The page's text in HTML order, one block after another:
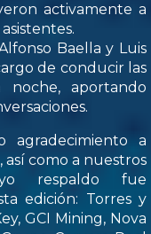
activamente a
Baella y Luis
de conducir las
aportando
agradecimiento a
como a nuestros
respaldo fue
edición: Torres y
GCI Mining, Nova